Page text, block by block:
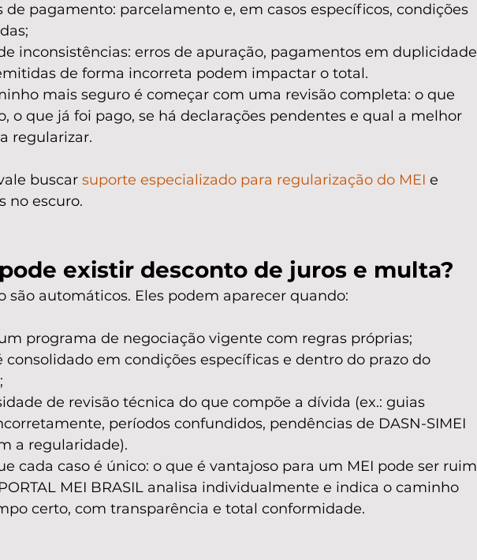
de pagamento: parcelamento e, em casos específicos, condições
inconsistências: erros de apuração, pagamentos em duplicidade
de forma incorreta podem impactar o total.
mais seguro é começar com uma revisão completa: o que
o que já foi pago, se há declarações pendentes e qual a melhor
regularizar.
buscar suporte especializado para regularização do MEI e
no escuro.
existir desconto de juros e multa?
são automáticos. Eles podem aparecer quando:
programa de negociação vigente com regras próprias;
consolidado em condições específicas e dentro do prazo do
de revisão técnica do que compõe a dívida (ex.: guias
períodos confundidos, pendências de DASN-SIMEI
a regularidade).
cada caso é único: o que é vantajoso para um MEI pode ser ruim
MEI BRASIL analisa individualmente e indica o caminho
certo, com transparência e total conformidade.